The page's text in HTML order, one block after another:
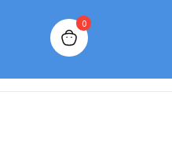
0
cart, view bag